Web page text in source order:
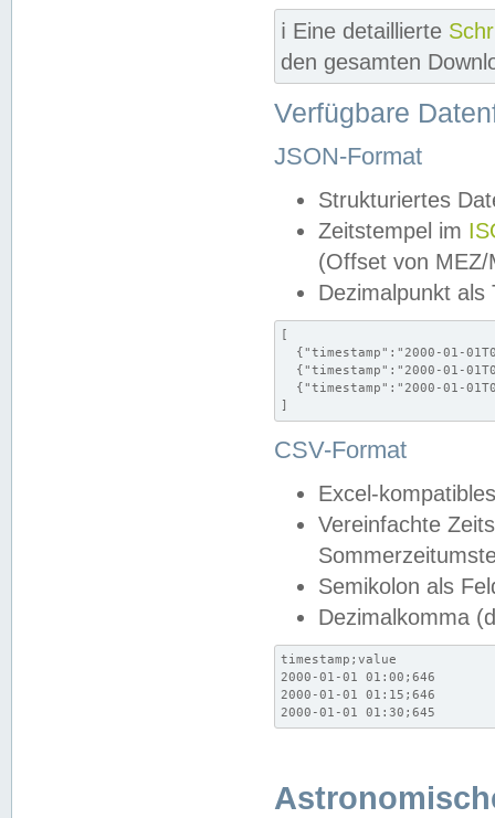
ℹ️ Eine detaillierte
den gesamten
Verfügbare
JSON-Format
Strukturiertes
Zeitstempel im
(Offset von MEZ/
Dezimalpunkt als
[
{"timestamp":"2000-01-
{"timestamp":"2000-01-
{"timestamp":"2000-01-
]
CSV-Format
Excel-
Vereinfachte
Semikolon als
Dezimalkomma
timestamp;value
2000-01-01 01:00;646
2000-01-01 01:15;646
2000-01-01 01:30;645